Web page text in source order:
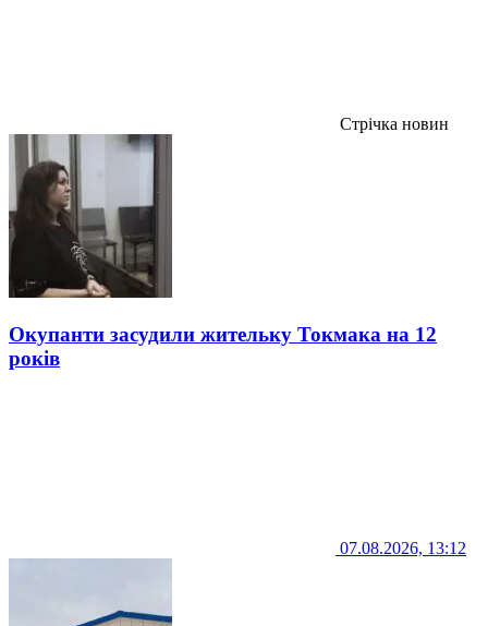
Стрічка новин
Окупанти засудили жительку Токмака на 12
років
07.08.2026, 13:12